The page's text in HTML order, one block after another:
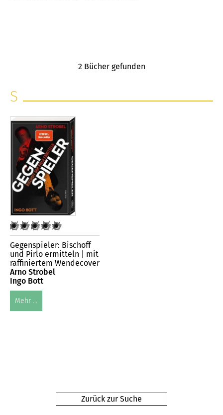
2 Bücher gefunden
S
Gegenspieler: Bischoff
und Pirlo ermitteln | mit
raffiniertem Wendecover
Arno Strobel
Ingo Bott
Mehr ...
Zurück zur Suche